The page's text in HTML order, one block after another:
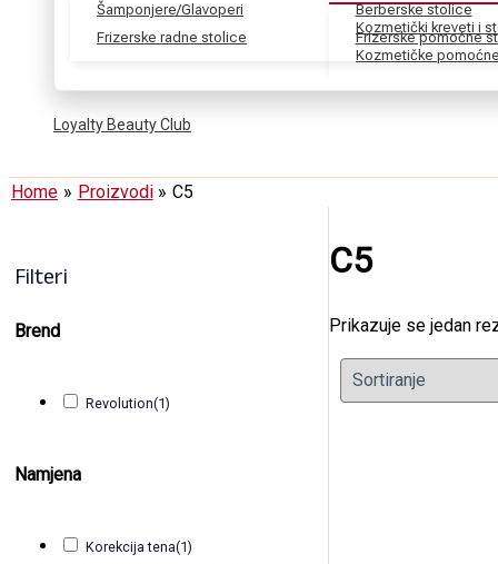
Šamponjere/Glavoperi
Frizerske radne stolice
Berberske stolice
Frizerske pomoćne
Kozmetički kreveti i
Kozmetičke
Loyalty Beauty Club
Home Proizvodi C5
Filteri
Brend
Revolution(1)
Namjena
Korekcija tena(1)
C5
Prikazuje se jedan